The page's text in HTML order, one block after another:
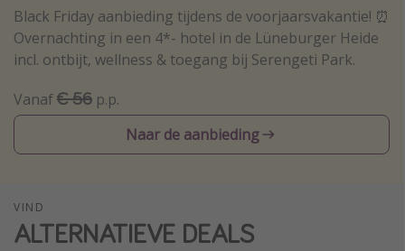
Bali
Overzicht
Vroegboeker
Groepsreizen
Black Friday aanbieding tijdens de voorjaarsvakantie! ⏰
Overnachting in een 4*- hotel in de Lüneburger Heide
incl. ontbijt, wellness & toegang bij Serengeti Park.
Vanaf€ 56 p.p.
Naar de aanbieding
VIND
ALTERNATIEVE DEALS